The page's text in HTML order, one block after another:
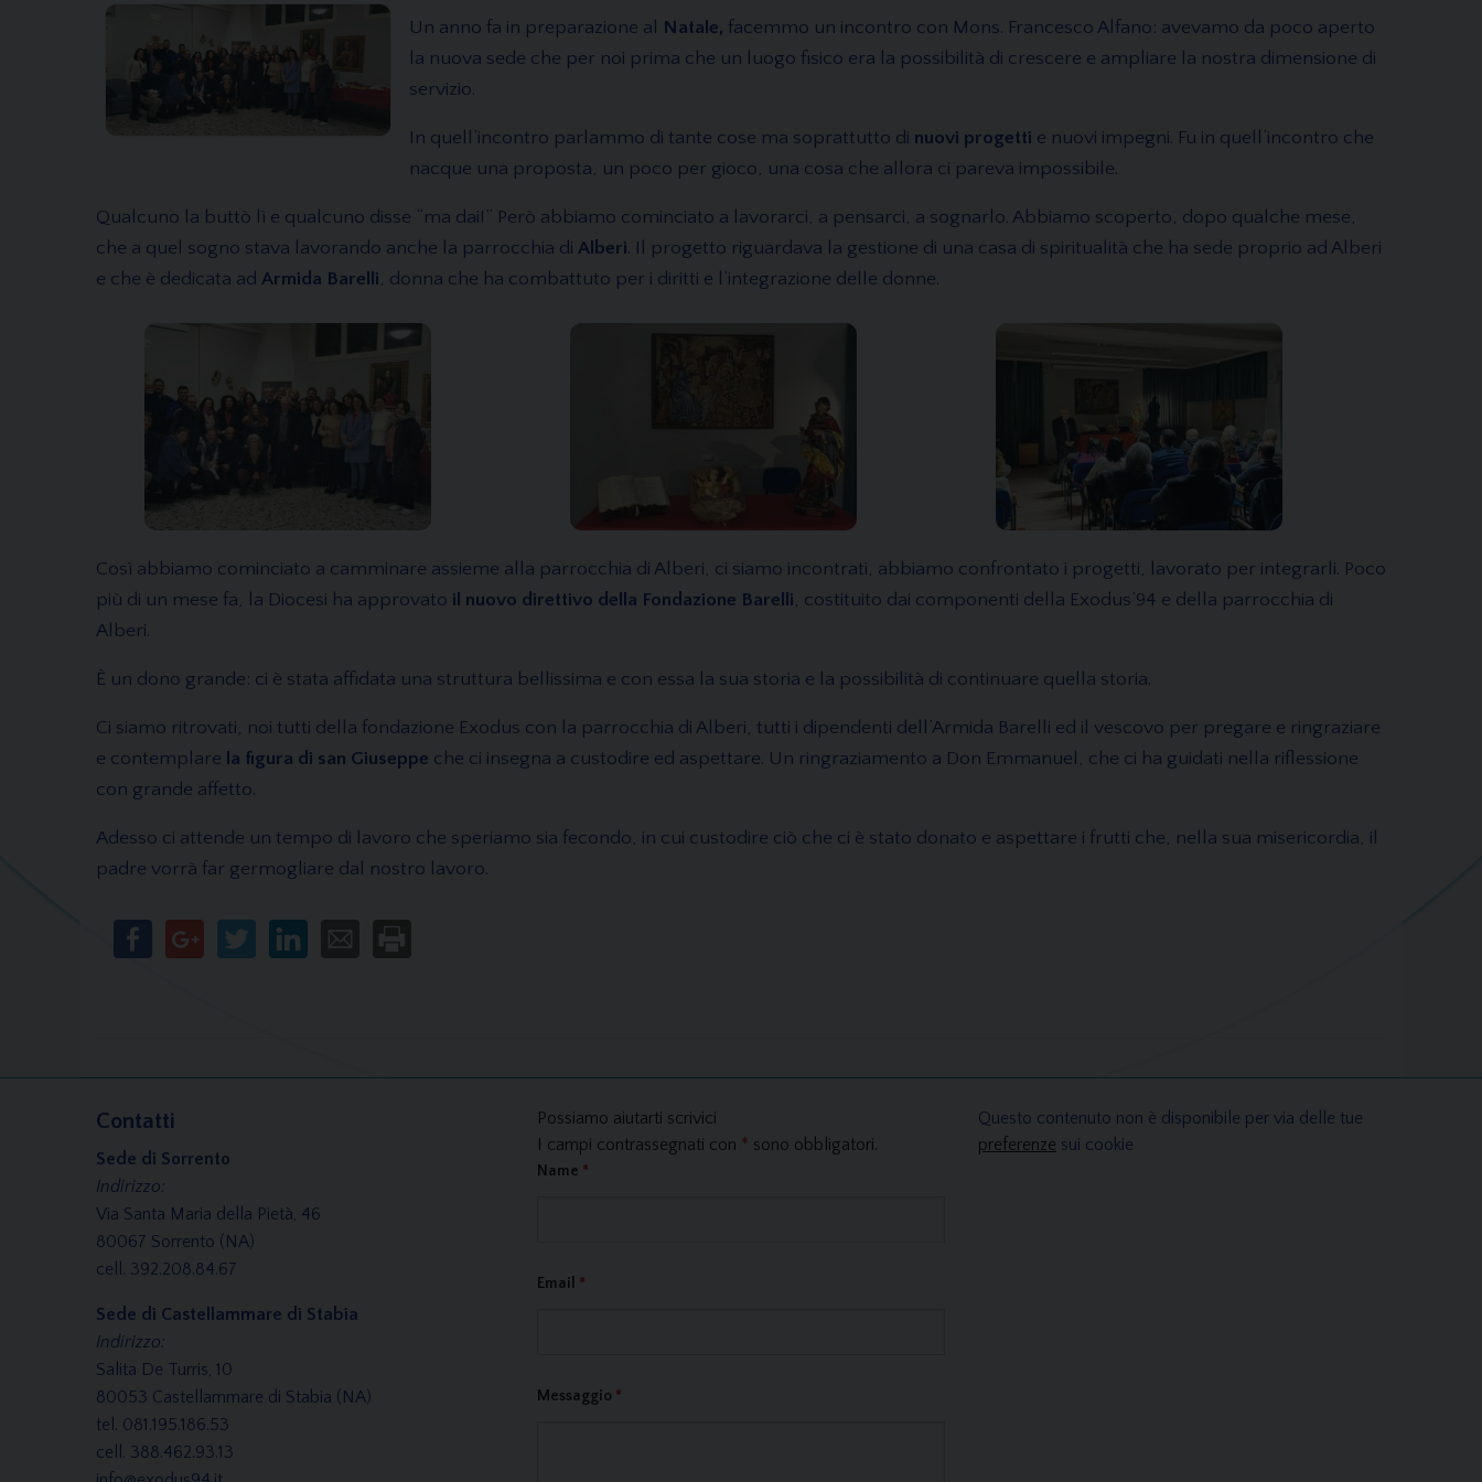
Un anno fa in preparazione al Natale, facemmo un incontro con Mons. Francesco Alfano: avevamo da poco aperto
la nuova sede che per noi prima che un luogo fisico era la possibilità di crescere e ampliare la nostra dimensione di
servizio.
In quell’incontro parlammo di tante cose ma soprattutto di nuovi progetti e nuovi impegni. Fu in quell’incontro che
nacque una proposta, un poco per gioco, una cosa che allora ci pareva impossibile.
Qualcuno la buttò lì e qualcuno disse “ma dai!” Però abbiamo cominciato a lavorarci, a pensarci, a sognarlo. Abbiamo scoperto, dopo qualche mese,
che a quel sogno stava lavorando anche la parrocchia di Alberi. Il progetto riguardava la gestione di una casa di spiritualità che ha sede proprio ad Alberi
e che è dedicata ad Armida Barelli, donna che ha combattuto per i diritti e l’integrazione delle donne.
Così abbiamo cominciato a camminare assieme alla parrocchia di Alberi, ci siamo incontrati, abbiamo confrontato i progetti, lavorato per integrarli. Poco
più di un mese fa, la Diocesi ha approvato il nuovo direttivo della Fondazione Barelli, costituito dai componenti della Exodus’94 e della parrocchia di
Alberi.
È un dono grande: ci è stata affidata una struttura bellissima e con essa la sua storia e la possibilità di continuare quella storia.
Ci siamo ritrovati, noi tutti della fondazione Exodus con la parrocchia di Alberi, tutti i dipendenti dell’Armida Barelli ed il vescovo per pregare e ringraziare
e contemplare la figura di san Giuseppe che ci insegna a custodire ed aspettare. Un ringraziamento a Don Emmanuel, che ci ha guidati nella riflessione
con grande affetto.
Adesso ci attende un tempo di lavoro che speriamo sia fecondo, in cui custodire ciò che ci è stato donato e aspettare i frutti che, nella sua misericordia, il
padre vorrà far germogliare dal nostro lavoro.
Contatti
Sede di Sorrento
Indirizzo:
Via Santa Maria della Pietà, 46
80067 Sorrento (NA)
cell. 392.208.84.67
Sede di Castellammare di Stabia
Indirizzo:
Salita De Turris, 10
80053 Castellammare di Stabia (NA)
tel. 081.195.186.53
cell. 388.462.93.13
Possiamo aiutarti scrivici
I campi contrassegnati con * sono obbligatori.
Name *
Email *
Messaggio *
Questo contenuto non è disponibile per via delle tue
preferenze sui cookie